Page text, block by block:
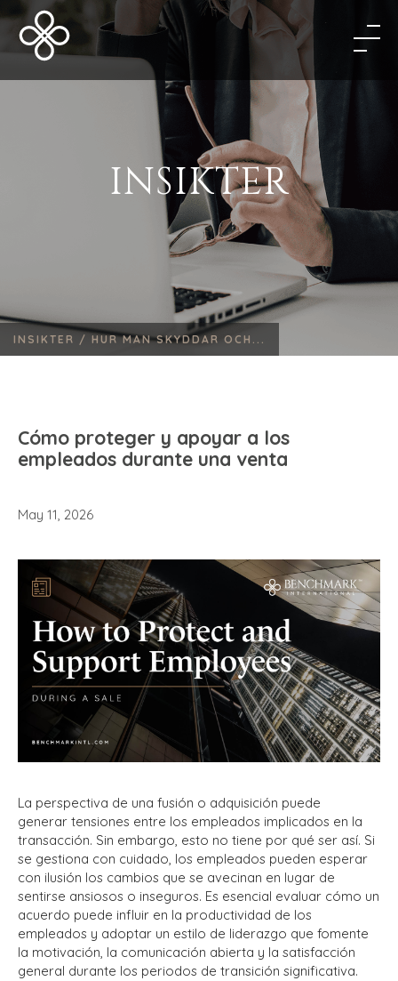
INSIKTER
INSIKTER / HUR MAN SKYDDAR OCH...
Cómo proteger y apoyar a los
empleados durante una venta
May 11, 2026
La perspectiva de una fusión o adquisición puede
generar tensiones entre los empleados implicados en la
transacción. Sin embargo, esto no tiene por qué ser así. Si
se gestiona con cuidado, los empleados pueden esperar
con ilusión los cambios que se avecinan en lugar de
sentirse ansiosos o inseguros. Es esencial evaluar cómo un
acuerdo puede influir en la productividad de los
empleados y adoptar un estilo de liderazgo que fomente
la motivación, la comunicación abierta y la satisfacción
general durante los periodos de transición significativa.